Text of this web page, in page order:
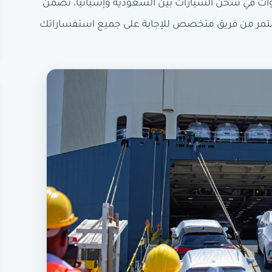
في شحن السيارات بين السعودية وإسبانيا، تضمن
من فريق متخصص للإجابة على جميع استفساراتك